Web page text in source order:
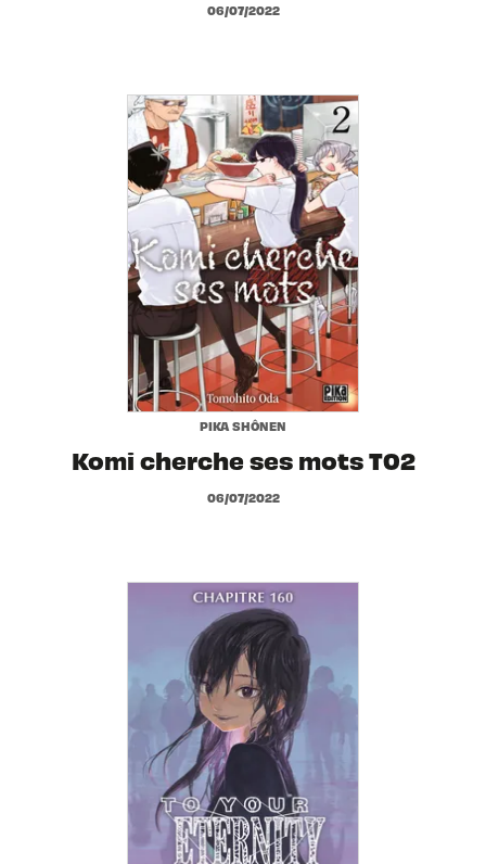
06/07/2022
PIKA SHÔNEN
Komi cherche ses mots T02
06/07/2022